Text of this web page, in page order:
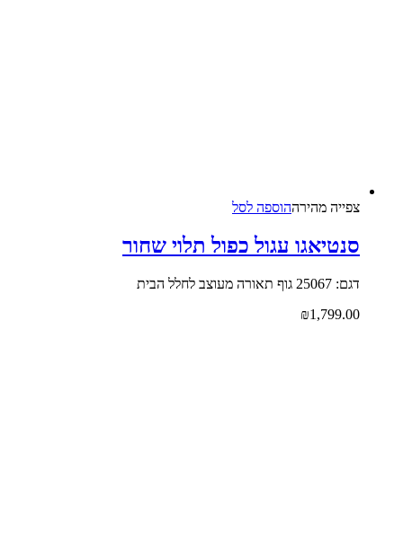
צפייה‬ ‫מהירה‬הוספה לסל
סנטיאגו עגול כפול תלוי שחור
דגם: 25067 גוף תאורה מעוצב לחלל הבית
₪1,799.00